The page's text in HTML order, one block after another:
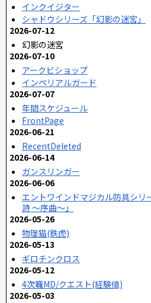
インクイジター
シャドウシリーズ「幻影の迷宮」
2026-07-12
幻影の迷宮
2026-07-10
アークビショップ
インペリアルガード
2026-07-07
年間スケジュール
FrontPage
2026-06-21
RecentDeleted
2026-06-14
ガンスリンガー
2026-06-06
エントワインドマジカル防具シ
詩 ～序曲～」
2026-05-26
物理猫(鉄虎)
2026-05-13
ギロチンクロス
2026-05-12
4次職MD/クエスト(経験値)
2026-05-03